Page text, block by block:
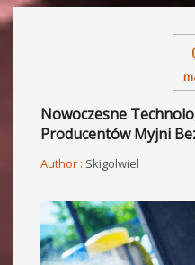
Nowoczesne
Producentów Myjni
Author : Skigolwiel